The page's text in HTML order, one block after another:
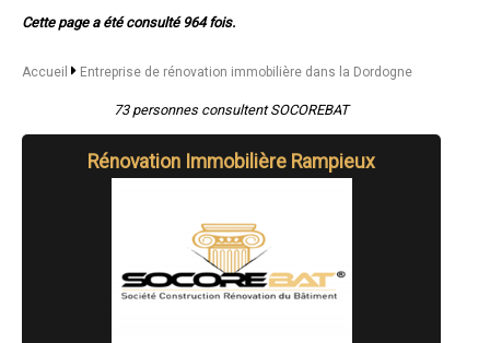
- Entreprise de rénovation immobilière à Eymet
- Entreprise de rénovation immobilière à Lamonzie-Saint-Martin
- Entreprise de rénovation immobilière à Le Buisson-de-Cadouin
- Entreprise de rénovation immobilière à Saint-Antoine-de-Breuilh
- Entreprise de rénovation immobilière à Coursac
- Entreprise de rénovation immobilière à Bassillac
- Entreprise de rénovation immobilière à Saint-Médard-de-Mussidan
- Entreprise de rénovation immobilière à Atur
Cette page a été consulté 964 fois.
Accueil Entreprise de rénovation immobilière dans la Dordogne
73 personnes consultent SOCOREBAT
Rénovation Immobilière Rampieux